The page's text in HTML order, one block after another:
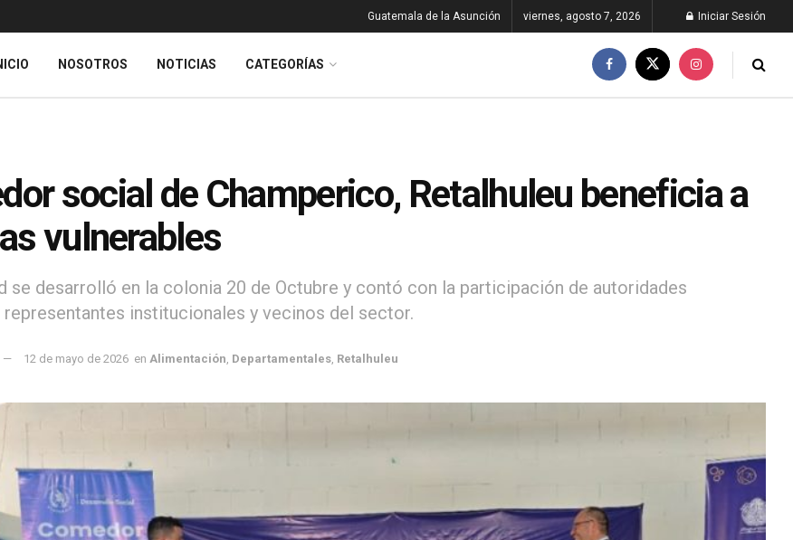
Guatemala de la Asunción viernes, agosto 7, 2026 Iniciar Sesión
NOSOTROS NOTICIAS CATEGORÍAS
social de Champerico, Retalhuleu beneficia a
vulnerables
se desarrolló en la colonia 20 de Octubre y contó con la participación de autoridades
representantes institucionales y vecinos del sector.
12 de mayo de 2026 en Alimentación Departamentales Retalhuleu